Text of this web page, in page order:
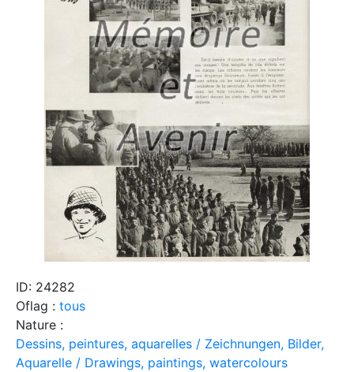
ID: 24282
Oflag : tous
Nature :
Dessins, peintures, aquarelles / Zeichnungen, Bilder,
Aquarelle / Drawings, paintings, watercolours